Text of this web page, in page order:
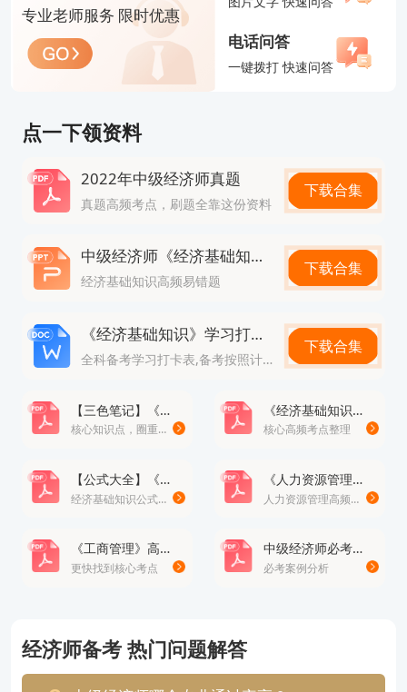
前熟悉考场路线。
以上就是【中级经济师多少分及格？全国统一标
准！】的全部内容，想要了解更多中级经济师报考知
版权声明：本条内容自发布之日起，有效期为一个月。凡本网站注
网站合法拥有版权的作品，未经本网站授权，任何媒体、网站、个人
不得转载、链接、转帖或以其他方式使用。 经本网站合法授权的，应
校”或“来源高顿”，并不得对作品中出现的“高顿”字样进行删减、替换
等。违反上述声明者，本网站将依法追究其法律责任。 本网站的部分
资料转载自互联网，均尽力标明作者和出处。本网站转载的目的在于
真实性负责。 如您认为本网站刊载作品涉及版权等问题，请与本网站
联系(邮箱fawu@gaodun.com，电话：021-31587497)，本网站核实
确认后会尽快予以处理。
报告编号：NO.20231022*****
经济师报名注意事项有哪些
【解决方案】建议新用户在经济师考试报名年开始前就前往“中国人事考试网”的“网上报名”入口进行账户注册；一定要确保自己填写的身份证号、姓名、邮箱和手机号码是完整且准确的，这关系到整个报考过程的顺利进行
专业老师服务 限时优惠
电话问答
一键拨打 快速问答
点一下领资料
2022年中级经济师真题
真题高频考点，刷题全靠这份资料
下载合集
中级经济师《经济基础知识》高频易错题
经济基础知识高频易错题
下载合集
《经济基础知识》学习打卡表
全科备考学习打卡表,备考按照计划走
下载合集
【三色笔记】《经济基础知识》· 修正版
核心知识点，圈重点
《经济基础知识》高频考点总结100个
核心高频考点整理
【公式大全】《经济基础知识》公式
经济基础知识公式大全
《人力资源管理》高频易错题
人力资源管理高频易错题
《工商管理》高频考点
更快找到核心考点
中级经济师必考案例分析题
必考案例分析
经济师备考 热门问题解答